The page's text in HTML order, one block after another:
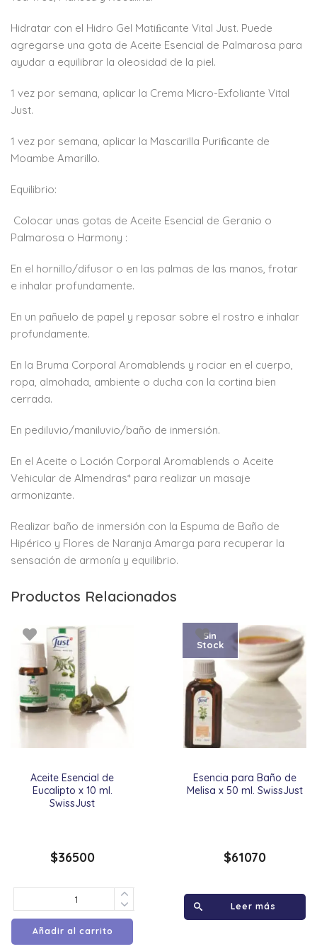
Hidratar con el Hidro Gel Matiﬁcante Vital Just. Puede
agregarse una gota de Aceite Esencial de Palmarosa para
ayudar a equilibrar la oleosidad de la piel.
1 vez por semana, aplicar la Crema Micro-Exfoliante Vital
Just.
1 vez por semana, aplicar la Mascarilla Puriﬁcante de
Moambe Amarillo.
Equilibrio:
Colocar unas gotas de Aceite Esencial de Geranio o
Palmarosa o Harmony :
En el hornillo/difusor o en las palmas de las manos, frotar
e inhalar profundamente.
En un pañuelo de papel y reposar sobre el rostro e inhalar
profundamente.
En la Bruma Corporal Aromablends y rociar en el cuerpo,
ropa, almohada, ambiente o ducha con la cortina bien
cerrada.
En pediluvio/maniluvio/baño de inmersión.
En el Aceite o Loción Corporal Aromablends o Aceite
Vehicular de Almendras* para realizar un masaje
armonizante.
Realizar baño de inmersión con la Espuma de Baño de
Hipérico y Flores de Naranja Amarga para recuperar la
sensación de armonía y equilibrio.
Productos Relacionados
Aceite Esencial de
Eucalipto x 10 ml.
SwissJust
$36500
Añadir al carrito
Esencia para Baño de
Melisa x 50 ml. SwissJust
Sin
Stock
$61070
Leer más